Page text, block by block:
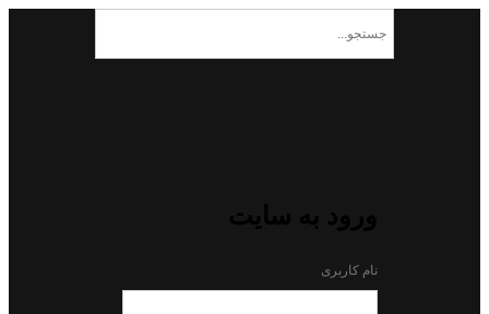
نام کاربری